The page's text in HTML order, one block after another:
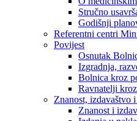
Stručno
Godišnji
Referentni centri
Povijest
Osnutak
Izgradnja,
Bolnica kroz
Ravnatelji
Znanost, izdavaštvo
Znanost i